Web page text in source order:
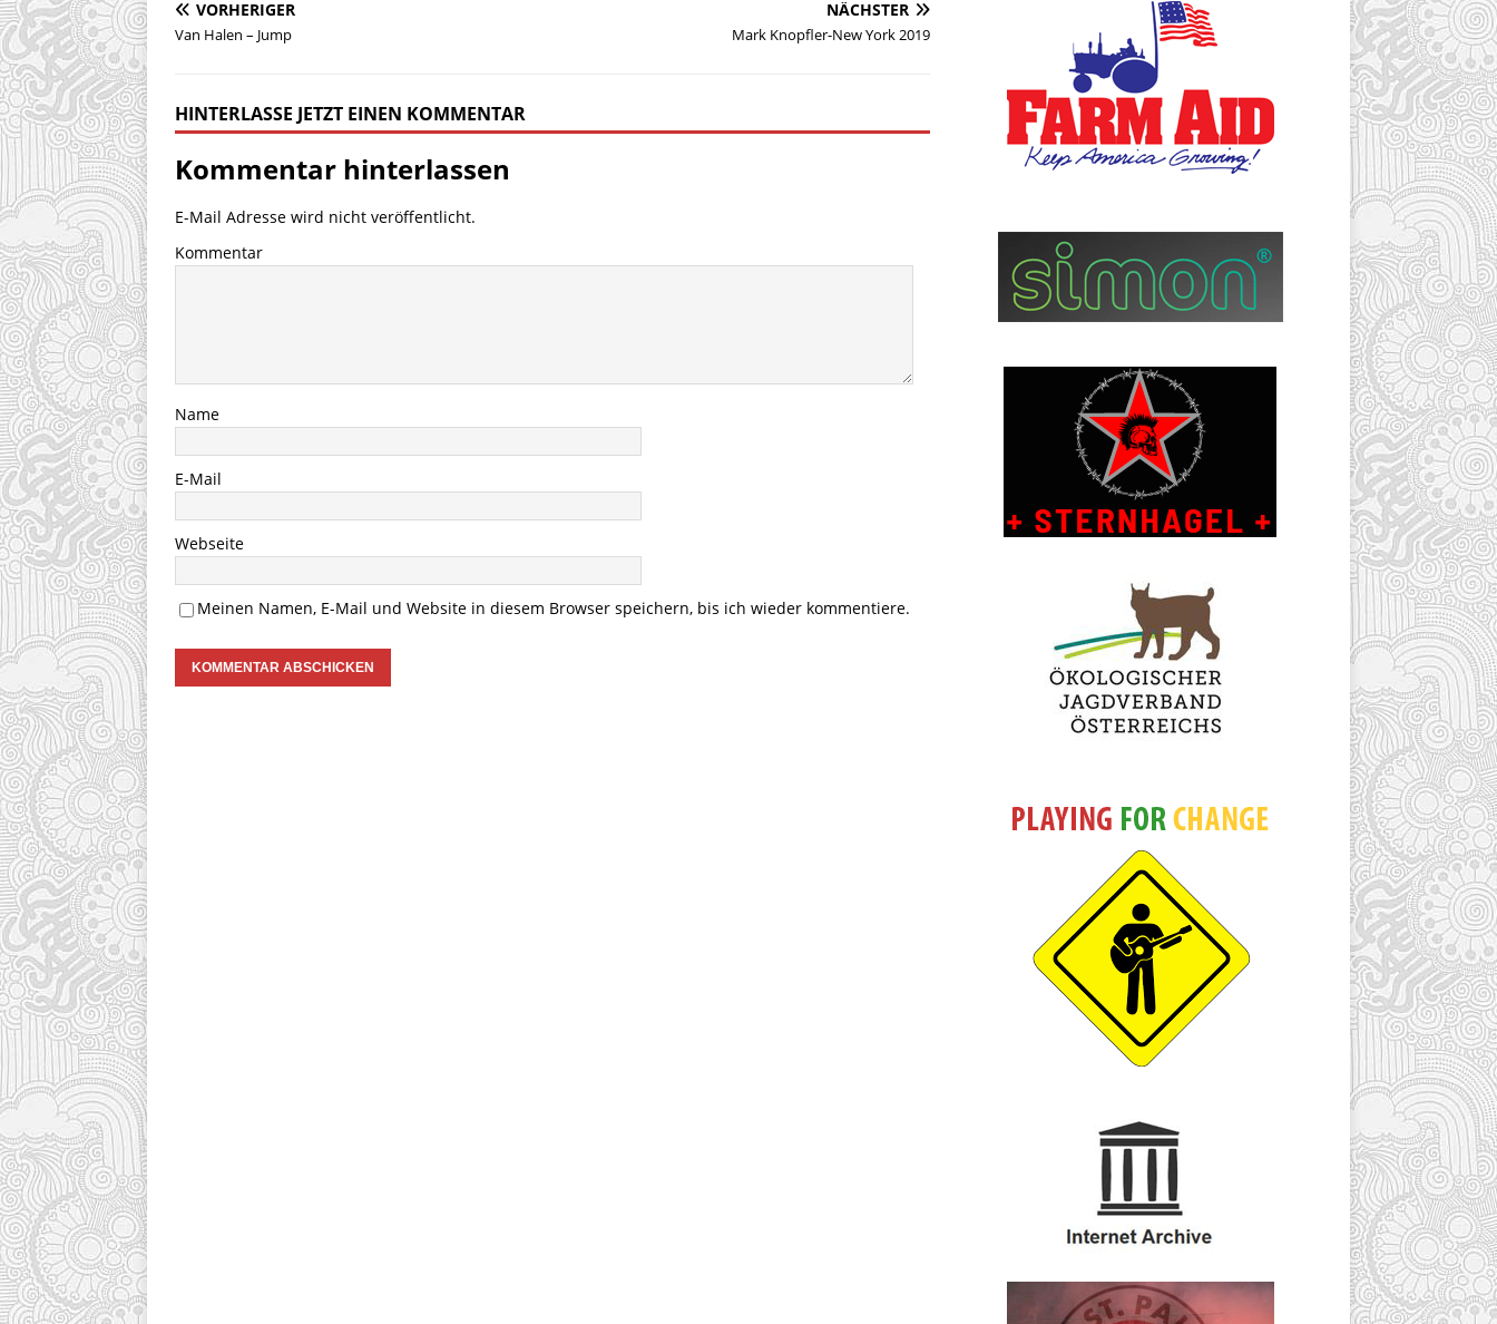
VORHERIGER
Van Halen – Jump
NÄCHSTER
Mark Knopfler-New York 2019
HINTERLASSE JETZT EINEN KOMMENTAR
Kommentar hinterlassen
E-Mail Adresse wird nicht veröffentlicht.
Kommentar
Name
E-Mail
Webseite
Meinen Namen, E-Mail und Website in diesem Browser speichern, bis ich wieder kommentiere.